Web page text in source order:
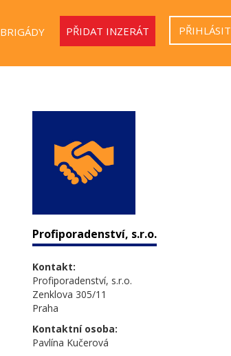
BRIGÁDY PŘIDAT INZERÁT PŘIHLÁSIT
Profiporadenství, s.r.o.
Kontakt:
Profiporadenství, s.r.o.
Zenklova 305/11
Praha
Kontaktní osoba:
Pavlína Kučerová